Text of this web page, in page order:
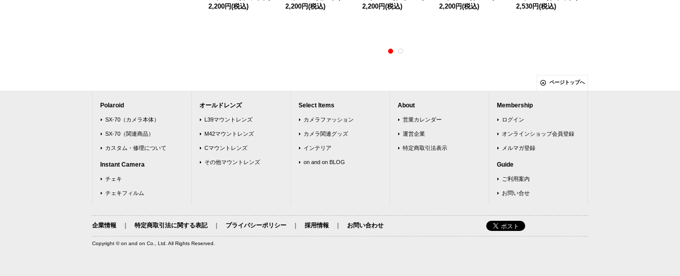
2,200円(税込)
2,200円(税込)
2,200円(税込)
2,200円(税込)
2,530円(税込)
ページトップへ
Polaroid
SX-70（カメラ本体）
SX-70（関連商品）
カスタム・修理について
Instant Camera
チェキ
チェキフィルム
オールドレンズ
L39マウントレンズ
M42マウントレンズ
Cマウントレンズ
その他マウントレンズ
Select Items
カメラファッション
カメラ関連グッズ
インテリア
on and on BLOG
About
営業カレンダー
運営企業
特定商取引法表示
Membership
ログイン
オンラインショップ会員登録
メルマガ登録
Guide
ご利用案内
お問い合せ
企業情報 特定商取引法に関する表記｜ プライバシーポリシー 採用情報 お問い合わせ
Copyright © on and on Co., Ltd. All Rights Reserved.